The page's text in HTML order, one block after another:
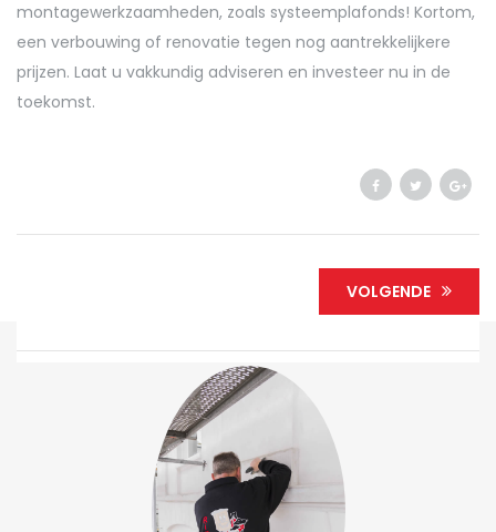
montagewerkzaamheden, zoals systeemplafonds! Kortom,
een verbouwing of renovatie tegen nog aantrekkelijkere
prijzen. Laat u vakkundig adviseren en investeer nu in de
toekomst.
VOLGENDE